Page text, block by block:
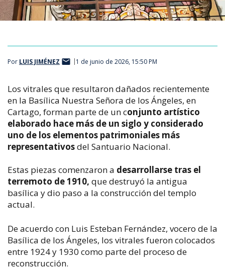
Por LUIS JIMÉNEZ 1 de junio de 2026, 15:50 PM
Los vitrales que resultaron dañados recientemente
en la Basílica Nuestra Señora de los Ángeles, en
Cartago, forman parte de un conjunto artístico
elaborado hace más de un siglo y considerado
uno de los elementos patrimoniales más
representativosdel Santuario Nacional.
Estas piezas comenzaron a desarrollarse tras el
terremoto de 1910, que destruyó la antigua
basílica y dio paso a la construcción del templo
actual.
De acuerdo con Luis Esteban Fernández, vocero de la
Basílica de los Ángeles, los vitrales fueron colocados
entre 1924 y 1930 como parte del proceso de
reconstrucción.